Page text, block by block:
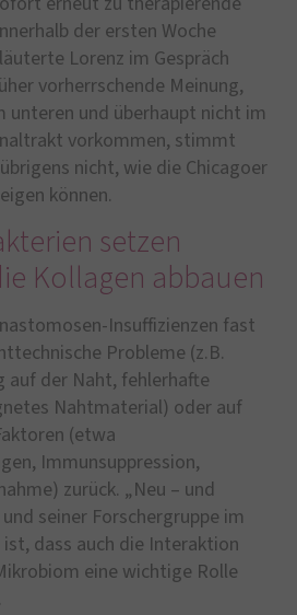
der ersten Woche
Lorenz im Gespräch
vorherrschende Meinung,
unteren und überhaupt nicht im
vorkommen, stimmt
nicht, wie die Chicagoer
können.
setzen
Kollagen abbauen
Insuffizienzen fast
Probleme (z.B.
auf der Naht, fehlerhafte
Nahtmaterial) oder auf
(etwa
Immunsuppression,
zurück. „Neu – und
seiner Forschergruppe im
dass auch die Interaktion
eine wichtige Rolle